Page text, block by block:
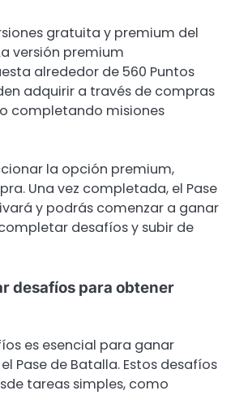
gratuita y premium del
versión premium
alrededor de 560 Puntos
adquirir a través de compras
completando misiones
la opción premium,
Una vez completada, el Pase
y podrás comenzar a ganar
desafíos y subir de
desafíos para obtener
es esencial para ganar
Pase de Batalla. Estos desafíos
tareas simples, como